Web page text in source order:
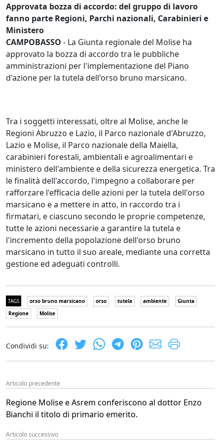
Approvata bozza di accordo: del gruppo di lavoro
fanno parte Regioni, Parchi nazionali, Carabinieri e
Ministero
CAMPOBASSO - La Giunta regionale del Molise ha
approvato la bozza di accordo tra le pubbliche
amministrazioni per l'implementazione del Piano
d'azione per la tutela dell'orso bruno marsicano.
Tra i soggetti interessati, oltre al Molise, anche le
Regioni Abruzzo e Lazio, il Parco nazionale d'Abruzzo,
Lazio e Molise, il Parco nazionale della Maiella,
carabinieri forestali, ambientali e agroalimentari e
ministero dell'ambiente e della sicurezza energetica. Tra
le finalità dell'accordo, l'impegno a collaborare per
rafforzare l'efficacia delle azioni per la tutela dell'orso
marsicano e a mettere in atto, in raccordo tra i
firmatari, e ciascuno secondo le proprie competenze,
tutte le azioni necessarie a garantire la tutela e
l'incremento della popolazione dell'orso bruno
marsicano in tutto il suo areale, mediante una corretta
gestione ed adeguati controlli.
TAGS orso bruno marsicano orso tutela ambiente
Giunta
Regione
Molise
Condividi su:
Articolo precedente
Regione Molise e Asrem conferiscono al dottor Enzo
Bianchi il titolo di primario emerito.
Articolo successivo